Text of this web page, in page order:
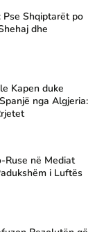
Pse Shqiptarët po
dhe
Kapen duke
nga Algjeria:
Ruse në Mediat
i Luftës